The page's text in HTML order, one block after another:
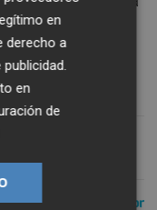
y
deportivo”,
en
derecho a
.
en
de